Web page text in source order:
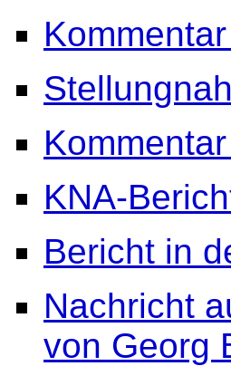
KNA-
Bericht in
Nachricht
von Georg